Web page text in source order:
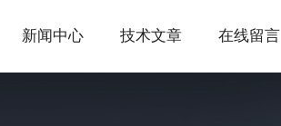
新闻中心 技术文章 在线留言